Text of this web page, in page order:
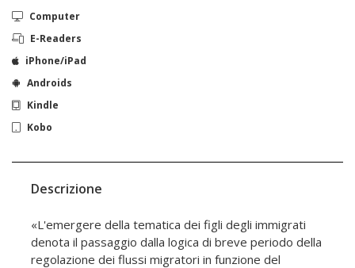
Computer
E-Readers
iPhone/iPad
Androids
Kindle
Kobo
Descrizione
«L'emergere della tematica dei figli degli immigrati
denota il passaggio dalla logica di breve periodo della
regolazione dei flussi migratori in funzione del